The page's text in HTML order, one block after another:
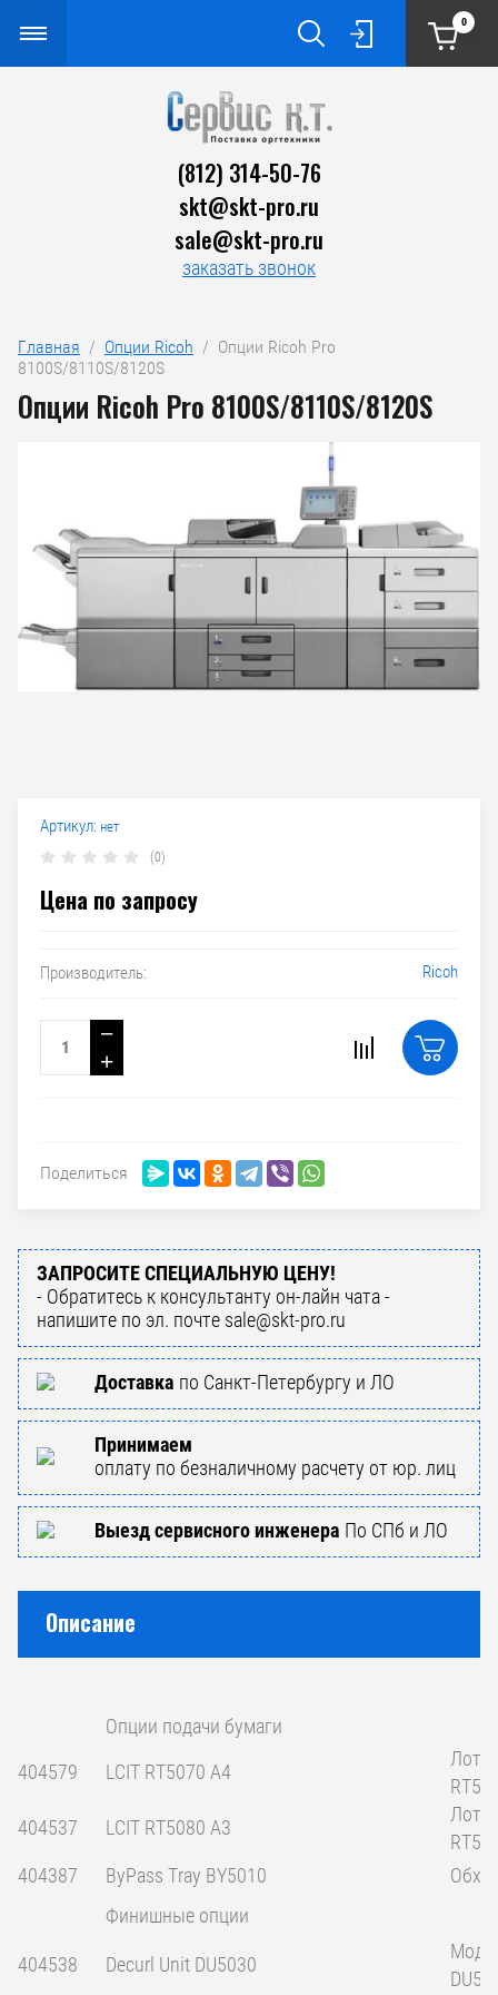
0
(812) 314-50-76
skt@skt-pro.ru
sale@skt-pro.ru
заказать звонок
Главная
  /
Опции Ricoh
  /  Опции Ricoh Pro
8100S/8110S/8120S
Опции Ricoh Pro 8100S/8110S/8120S
Артикул: нет
(0)
Цена по запросу
Производитель: Ricoh
−
+
Поделиться
ЗАПРОСИТЕ СПЕЦИАЛЬНУЮ ЦЕНУ!
- Обратитесь к консультанту он-лайн чата -
напишите по эл. почте sale@skt-pro.ru
Доставка по Санкт-Петербургу и ЛО
Принимаем
оплату по безналичному расчету от юр. лиц
Выезд сервисного инженера По СПб и ЛО
Описание
Опции подачи бумаги
404579
LCIT RT5070 A4
404537
LCIT RT5080 A3
404387
ByPass Tray BY5010
Финишные опции
404538 Decurl Unit DU5030